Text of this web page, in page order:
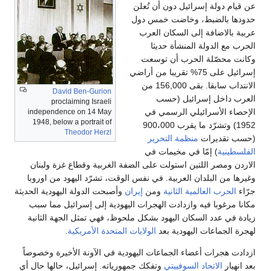
David Ben-Gurion
proclaiming Israeli
independence on 14 May
1948, below a portrait of
Theodor Herzl
قيام دولة إسرائيل دون أن تُعلن
بالضبط، وخاضت خمس دول
بالاضافة إلى السكان العرب
مع الدولة المنشأة حديثا
محصّلة الحرب أن توسعت
إسرائيل على 75% تقريبا من أراضي
الانتداب سابقا. بقى 156,000 من
داخل إسرائيل (حسب
الأسرائيلي الرسمي في
1952) وتشرّد ما يقرب 900،000
تقديراتمنظمة التحرير
) إمّا في مخيمات في
ومصر اللتين استولت على الضفة الغربية وقطاع غزة ولبنان
من البلدان العربية. في نفس الوقت، تشرّد اليهود من اوروبا
الحرب العالمية الثانيةومنإيرانوأصبحت الدولة اليهودية الحديثة
مرغوبا فيه وازدادت الهجرات اليهودية إلى إسرائيل مما سبب
في عدد السكان اليهود بشكل ملحوظ، فهي تمثل الجهة الثانية
الجماعات اليهودية بعدالولايات المتحدة الأمريكية
هجرات أعضاء الجماعات اليهودية في الآونة الأخيرة وخصوصاً
انهيارالاتحاد السوفييتيوتفكك جمهورياته. إسرائيل، حالها حال أي